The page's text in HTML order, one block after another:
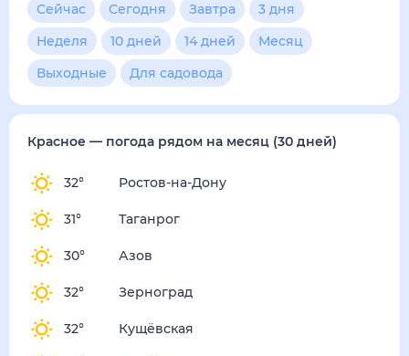
Сейчас Сегодня Завтра
3 дня
Неделя
10 дней 14 дней
Месяц
Выходные
Для садовода
Красное — погода рядом на месяц (30 дней)
32° Ростов-на-Дону
31° Таганрог
30° Азов
32° Зерноград
32° Кущёвская